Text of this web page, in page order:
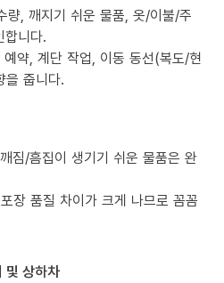
량, 깨지기 쉬운 물품, 옷/이불/주
니다.
약, 계단 작업, 이동 동선(복도/현
을 줍니다.
짐/흠집이 생기기 쉬운 물품은 완
장 품질 차이가 크게 나므로 꼼꼼
및 상하차